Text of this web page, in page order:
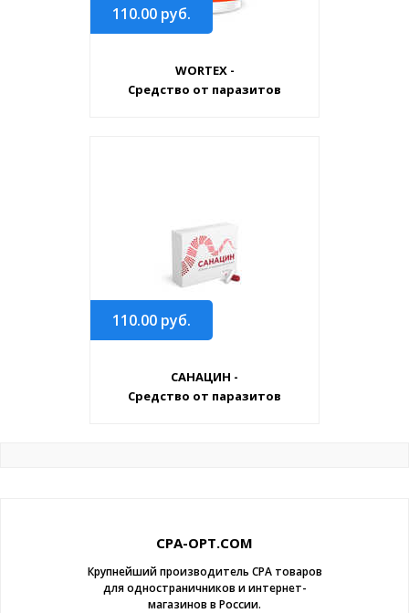
110.00 руб.
WORTEX -
Средство от паразитов
110.00 руб.
САНАЦИН -
Средство от паразитов
CPA-OPT.COM
Крупнейший производитель CPA товаров
для одностраничников и интернет-
магазинов в России.